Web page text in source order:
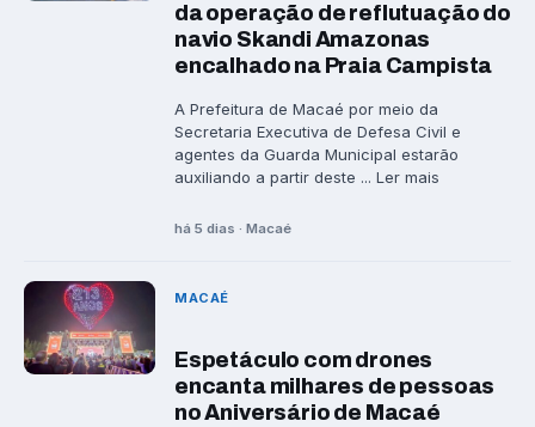
da operação de reflutuação do
navio Skandi Amazonas
encalhado na Praia Campista
A Prefeitura de Macaé por meio da
Secretaria Executiva de Defesa Civil e
agentes da Guarda Municipal estarão
auxiliando a partir deste ... Ler mais
há 5 dias · Macaé
MACAÉ
Espetáculo com drones
encanta milhares de pessoas
no Aniversário de Macaé